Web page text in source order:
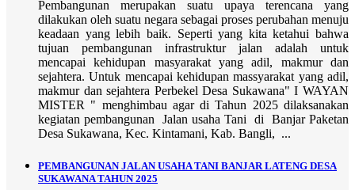
Pembangunan merupakan suatu upaya terencana yang
dilakukan oleh suatu negara sebagai proses perubahan menuju
keadaan yang lebih baik. Seperti yang kita ketahui bahwa
tujuan pembangunan infrastruktur jalan adalah untuk
mencapai kehidupan masyarakat yang adil, makmur dan
sejahtera. Untuk mencapai kehidupan massyarakat yang adil,
makmur dan sejahtera Perbekel Desa Sukawana" I WAYAN
MISTER " menghimbau agar di Tahun 2025 dilaksanakan
kegiatan pembangunan Jalan usaha Tani di Banjar Paketan
Desa Sukawana, Kec. Kintamani, Kab. Bangli, ...
PEMBANGUNAN JALAN USAHA TANI BANJAR LATENG DESA
SUKAWANA TAHUN 2025